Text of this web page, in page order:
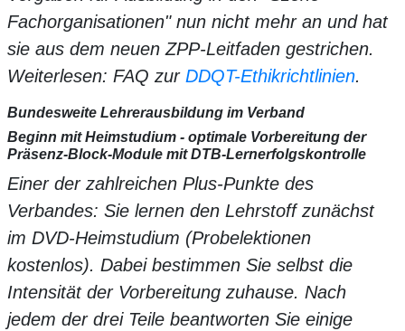
Fachorganisationen" nun nicht mehr an und hat
sie aus dem neuen ZPP-Leitfaden gestrichen.
Weiterlesen: FAQ zur DDQT-Ethikrichtlinien.
Bundesweite Lehrerausbildung im Verband
Beginn mit Heimstudium - optimale Vorbereitung der
Präsenz-Block-Module mit DTB-Lernerfolgskontrolle
Einer der zahlreichen Plus-Punkte des
Verbandes: Sie lernen den Lehrstoff zunächst
im DVD-Heimstudium (Probelektionen
kostenlos). Dabei bestimmen Sie selbst die
Intensität der Vorbereitung zuhause. Nach
jedem der drei Teile beantworten Sie einige